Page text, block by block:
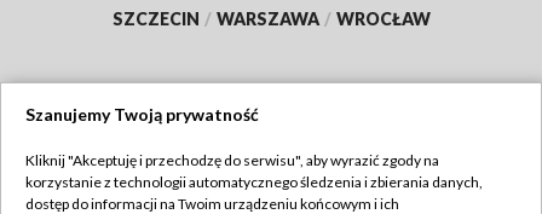
SZCZECIN / WARSZAWA / WROCŁAW
TVP
Szanujemy Twoją prywatność
Kliknij "Akceptuję i przechodzę do serwisu", aby wyrazić zgody na
korzystanie z technologii automatycznego śledzenia i zbierania danych,
dostęp do informacji na Twoim urządzeniu końcowym i ich